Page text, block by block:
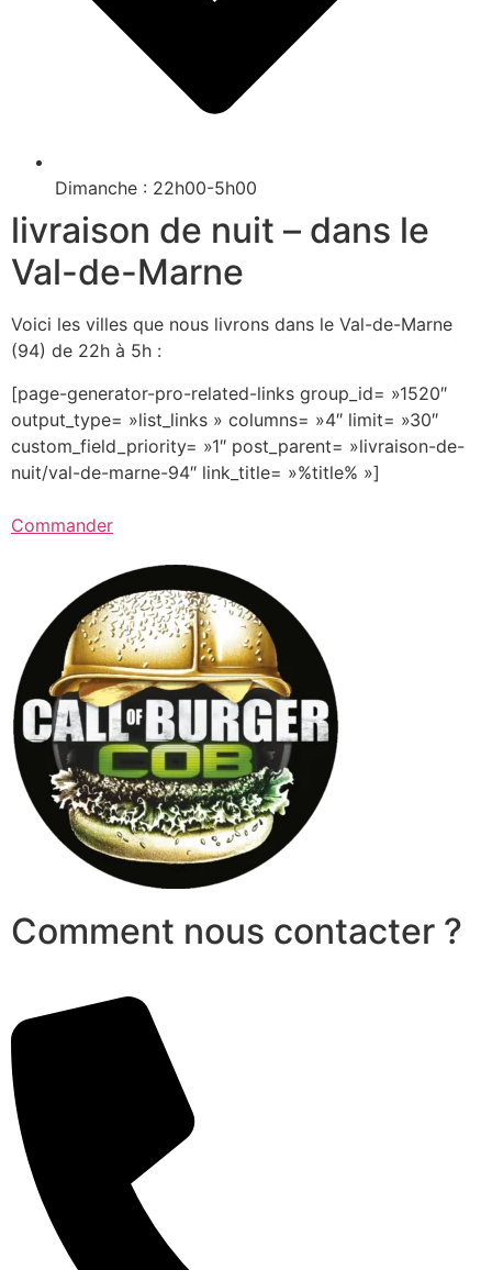
Dimanche : 22h00-5h00
livraison de nuit – dans le
Val-de-Marne
Voici les villes que nous livrons dans le Val-de-Marne
(94) de 22h à 5h :
[page-generator-pro-related-links group_id= »1520″
output_type= »list_links » columns= »4″ limit= »30″
custom_field_priority= »1″ post_parent= »livraison-de-
nuit/val-de-marne-94″ link_title= »%title% »]
Commander
Comment nous contacter ?